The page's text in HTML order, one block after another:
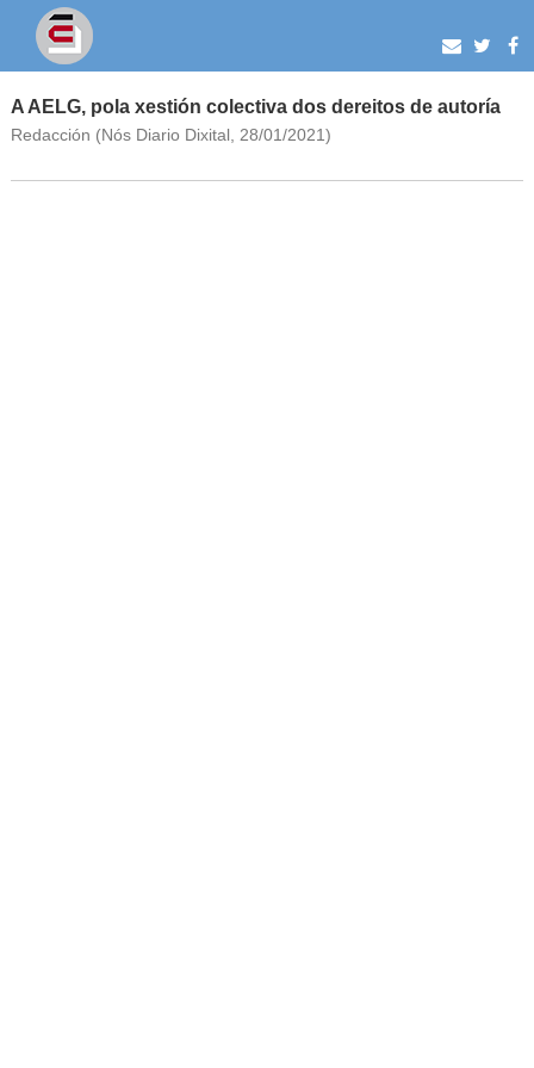
A AELG, pola xestión colectiva dos dereitos de autoría
Redacción (Nós Diario Dixital, 28/01/2021)